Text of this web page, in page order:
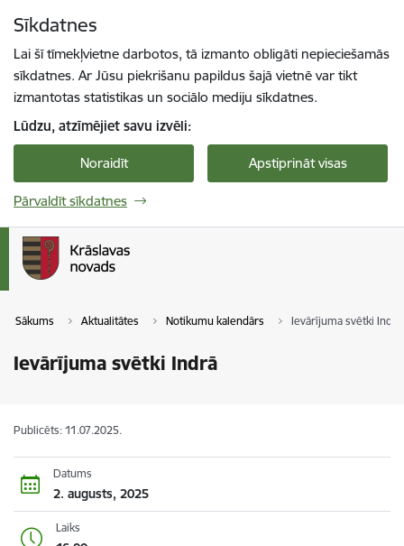
Sīkdatnes
Lai šī tīmekļvietne darbotos, tā izmanto obligāti nepieciešamās
sīkdatnes. Ar Jūsu piekrišanu papildus šajā vietnē var tikt
izmantotas statistikas un sociālo mediju sīkdatnes.
Lūdzu, atzīmējiet savu izvēli:
Noraidīt Apstiprināt visas
Pārvaldīt sīkdatnes
Sākums Aktualitātes Notikumu kalendārs Ievārījuma svētki Indrā
Ievārījuma svētki Indrā
Publicēts: 11.07.2025.
Datums
2. augusts, 2025
Laiks